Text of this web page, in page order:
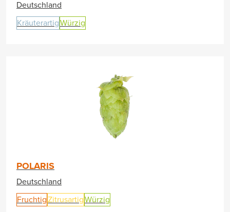
Deutschland
KräuterartigWürzig
POLARIS
Deutschland
FruchtigZitrusartigWürzig